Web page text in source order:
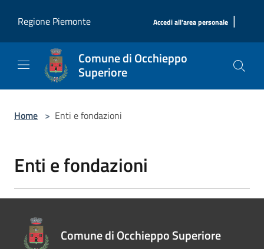
Regione Piemonte
Accedi all'area personale |
Comune di Occhieppo
Superiore
Home > Enti e fondazioni
Enti e fondazioni
Comune di Occhieppo Superiore